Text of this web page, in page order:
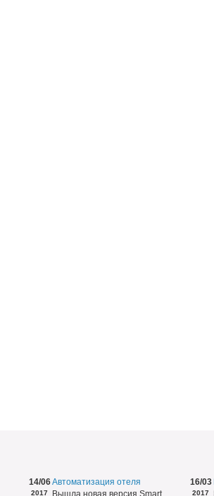
14/06
2017
Автоматизация отеля
Вышла новая версия Smart
16/03
2017